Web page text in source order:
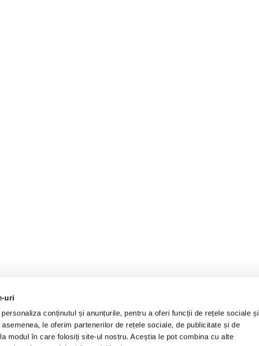
uri
conținutul și anunțurile, pentru a oferi funcții de rețele sociale și
le oferim partenerilor de rețele sociale, de publicitate și de
modul în care folosiți site-ul nostru. Aceștia le pot combina cu alte